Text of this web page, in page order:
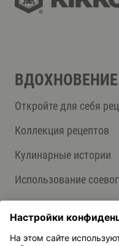
ВДОХНОВЕНИЕ
Откройте для себя
Коллекция рецептов
Кулинарные истории
Использование
О НАС
Продукция